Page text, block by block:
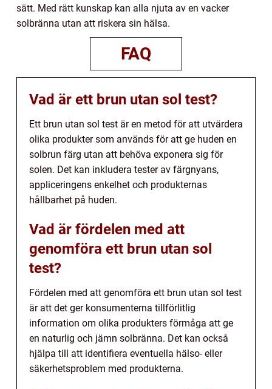
sätt. Med rätt kunskap kan alla njuta av en vacker
solbränna utan att riskera sin hälsa.
FAQ
Vad är ett brun utan sol test?
Ett brun utan sol test är en metod för att utvärdera
olika produkter som används för att ge huden en
solbrun färg utan att behöva exponera sig för
solen. Det kan inkludera tester av färgnyans,
appliceringens enkelhet och produkternas
hållbarhet på huden.
Vad är fördelen med att
genomföra ett brun utan sol
test?
Fördelen med att genomföra ett brun utan sol test
är att det ger konsumenterna tillförlitlig
information om olika produkters förmåga att ge
en naturlig och jämn solbränna. Det kan också
hjälpa till att identifiera eventuella hälso- eller
säkerhetsproblem med produkterna.